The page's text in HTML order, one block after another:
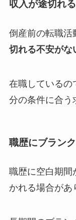
収入が途切れ
倒産前の転職活
切れる不安がな
在職しているの
分の条件に合う
職歴にブラン
職歴に空白期間
かれる場合があ